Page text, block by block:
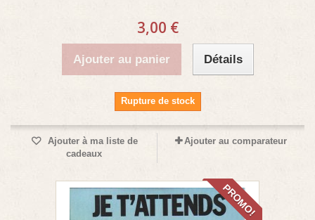
3,00 €
Ajouter au panier Détails
Rupture de stock
Ajouter à ma liste de
cadeaux
Ajouter au comparateur
PROMO!